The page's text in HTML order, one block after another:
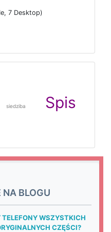
e, 7 Desktop)
siedziba
Spis
BLOGU
WSZYSTKICH
CZĘŚCI?